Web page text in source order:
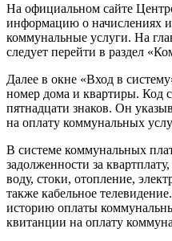
На официальном сайте
информацию о начислениях и
коммунальные услуги. На
следует перейти в раздел
Далее в окне «Вход в
номер дома и квартиры. Код
пятнадцати знаков. Он
на оплату коммунальных
В системе коммунальных
задолженности за
воду, стоки, отопление,
также кабельное
историю оплаты
квитанции на оплату